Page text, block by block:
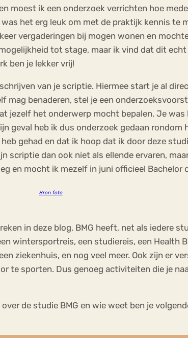
moest ik een onderzoek verrichten hoe
het erg leuk om met de praktijk kennis te
vergaderingen bij mogen wonen en
tot stage, maar ik vind dat dit
ben je lekker vrij!
van je scriptie. Hiermee start je al
mag benaderen, stel je een
jezelf het onderwerp mocht bepalen. Je
geval heb ik dus onderzoek gedaan rondom
gehad en dat ik hoop dat ik door deze
dan ook niet als ellende ervaren,
en mocht ik mezelf in juni officieel Bachelor
Bron foto
in deze blog. BMG heeft, net als iedere
wintersportreis, een studiereis, een Health
ziekenhuis, en nog veel meer. Ook zijn er
te sporten. Dus genoeg activiteiten die je
de studie BMG en wie weet ben je